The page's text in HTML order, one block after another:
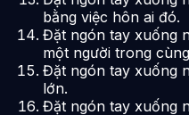
bằng việc hôn ai đó.
Đặt ngón tay xuống
một người trong
Đặt ngón tay xuống
lớn.
Đặt ngón tay xuống